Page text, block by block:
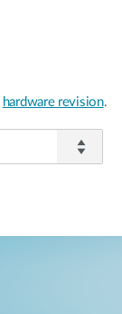
hardware revision.